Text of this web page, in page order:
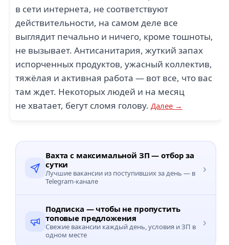
в сети интернета, не соответствуют
действительности, на самом деле все
выглядит печально и ничего, кроме тошноты,
не вызывает. Антисанитария, жуткий запах
испорченных продуктов, ужасный коллектив,
тяжёлая и активная работа — вот все, что вас
там ждет. Некоторых людей и на месяц
не хватает, бегут сломя голову. Далее →
Вахта с максимальной ЗП — отбор за
сутки
Лучшие вакансии из поступивших за день — в
Telegram-канале
›
Подписка — чтобы не пропустить
топовые предложения
Свежие вакансии каждый день, условия и ЗП в
одном месте
›